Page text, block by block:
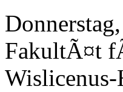
FakultÃ¤t
Wislicenus-